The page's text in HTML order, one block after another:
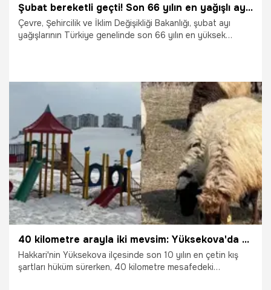
Şubat bereketli geçti! Son 66 yılın en yağışlı ayı oldu
Çevre, Şehircilik ve İklim Değişikliği Bakanlığı, şubat ayı
yağışlarının Türkiye genelinde son 66 yılın en yüksek
10.03.2026 Gündem
40 kilometre arayla iki mevsim: Yüksekova'da son 10 yılın en çetin kışı, Esendere'de bahar havası
Hakkari'nin Yüksekova ilçesinde son 10 yılın en çetin kış
şartları hüküm sürerken, 40 kilometre mesafedeki